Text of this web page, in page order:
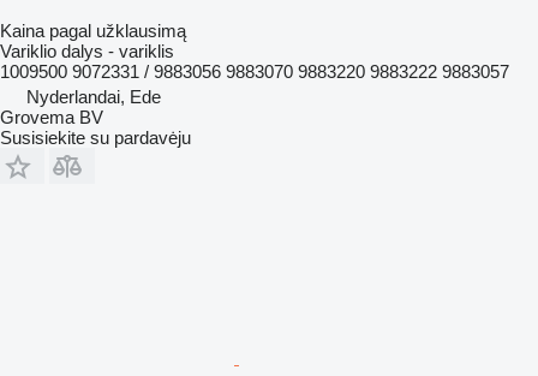
Kaina pagal užklausimą
Variklio dalys - variklis
1009500 9072331 / 9883056 9883070 9883220 9883222 9883057
Nyderlandai, Ede
Grovema BV
Susisiekite su pardavėju